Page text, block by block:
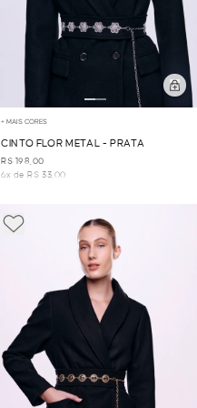
+ MAIS CORES
CINTO FLOR METAL - PRATA
R$ 198,00
6x de R$ 33,00